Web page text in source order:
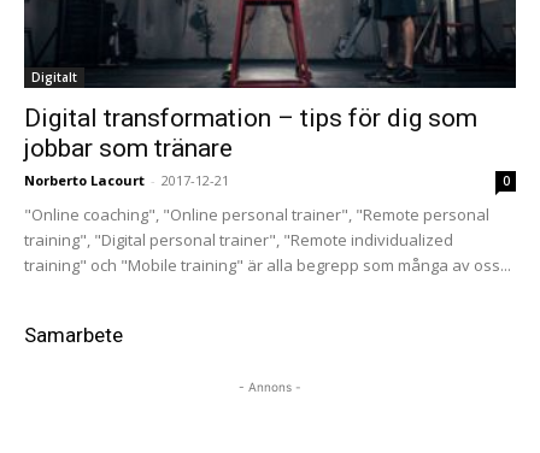
Digitalt
Digital transformation – tips för dig som
jobbar som tränare
Norberto Lacourt - 2017-12-21 0
"Online coaching", "Online personal trainer", "Remote personal
training", "Digital personal trainer", "Remote individualized
training" och "Mobile training" är alla begrepp som många av oss...
Samarbete
- Annons -